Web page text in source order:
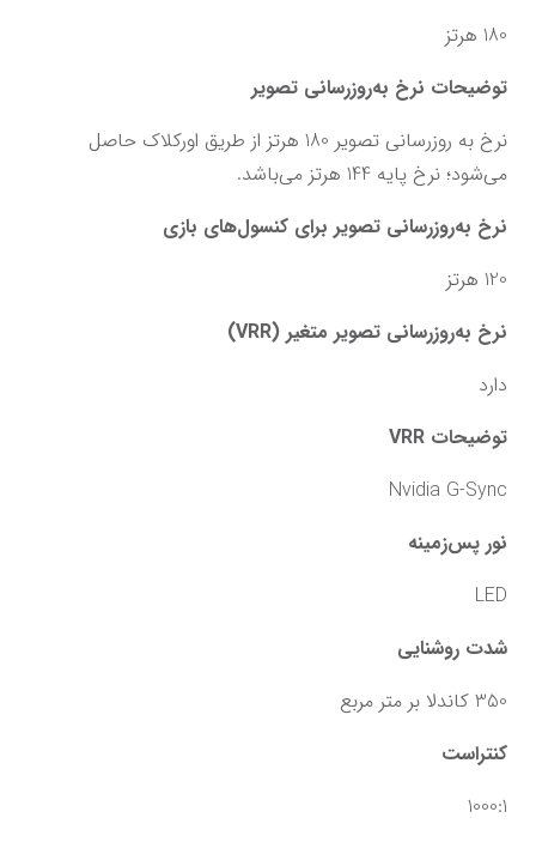
180 هرتز
توضیحات نرخ به‌روزرسانی تصویر
می‌شود؛ نرخ پایه 144 هرتز می‌باشد.
نرخ به‌روزرسانی تصویر برای کنسول‌های بازی
120 هرتز
نرخ به‌روزرسانی تصویر متغیر (VRR)
دارد
توضیحات VRR
Nvidia G-Sync
نور پس‌زمینه
LED
شدت روشنایی
350 کاندلا بر متر مربع
کنتراست
1000:1